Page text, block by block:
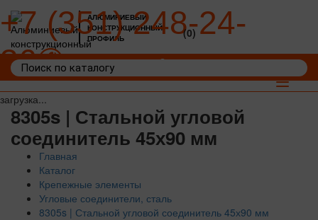
загрузка...
АЛЮМИНИЕВЫЙ
КОНСТРУКЦИОННЫЙ
ПРОФИЛЬ
+7 (351) 248-24-
36
(0)
Toggle
8305s | Стальной угловой
соединитель 45х90 мм
Главная
Каталог
Крепежные элементы
Угловые соединители, сталь
8305s | Стальной угловой соединитель 45х90 мм